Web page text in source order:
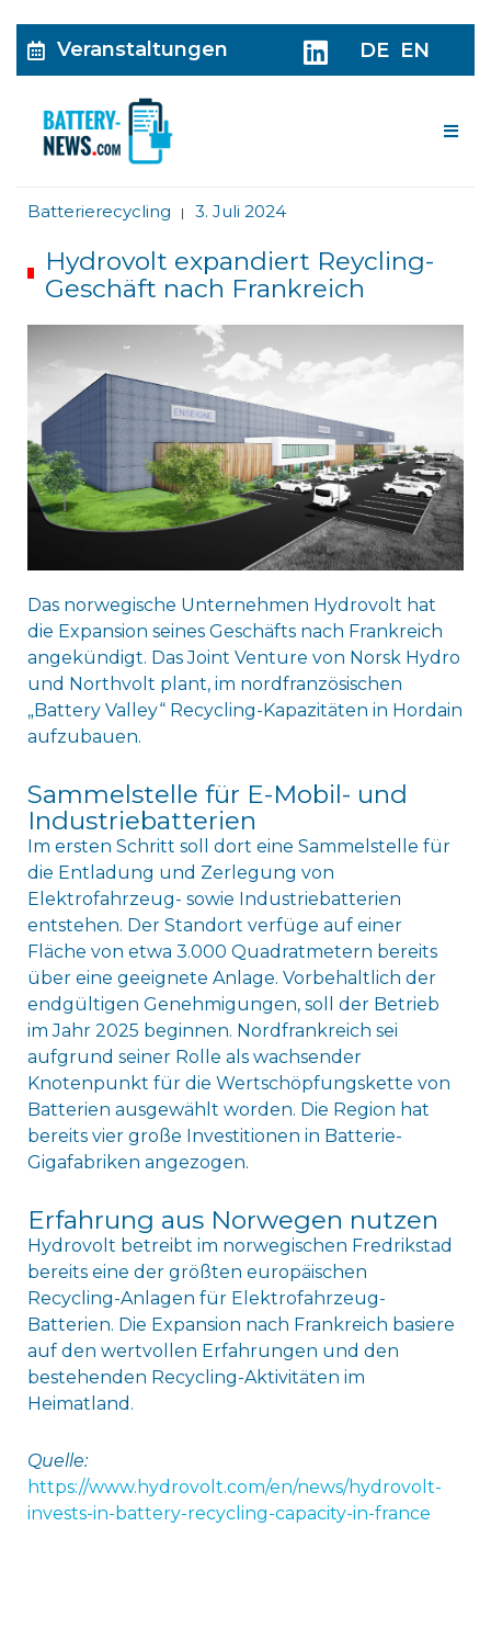
Veranstaltungen DE EN
Batterierecycling | 3. Juli 2024
Hydrovolt expandiert Reycling-
Geschäft nach Frankreich
Das norwegische Unternehmen Hydrovolt hat
die Expansion seines Geschäfts nach Frankreich
angekündigt. Das Joint Venture von Norsk Hydro
und Northvolt plant, im nordfranzösischen
„Battery Valley“ Recycling-Kapazitäten in Hordain
aufzubauen.
Sammelstelle für E-Mobil- und
Industriebatterien
Im ersten Schritt soll dort eine Sammelstelle für
die Entladung und Zerlegung von
Elektrofahrzeug- sowie Industriebatterien
entstehen. Der Standort verfüge auf einer
Fläche von etwa 3.000 Quadratmetern bereits
über eine geeignete Anlage. Vorbehaltlich der
endgültigen Genehmigungen, soll der Betrieb
im Jahr 2025 beginnen. Nordfrankreich sei
aufgrund seiner Rolle als wachsender
Knotenpunkt für die Wertschöpfungskette von
Batterien ausgewählt worden. Die Region hat
bereits vier große Investitionen in Batterie-
Gigafabriken angezogen.
Erfahrung aus Norwegen nutzen
Hydrovolt betreibt im norwegischen Fredrikstad
bereits eine der größten europäischen
Recycling-Anlagen für Elektrofahrzeug-
Batterien. Die Expansion nach Frankreich basiere
auf den wertvollen Erfahrungen und den
bestehenden Recycling-Aktivitäten im
Heimatland.
Quelle:
https://www.hydrovolt.com/en/news/hydrovolt-
invests-in-battery-recycling-capacity-in-france